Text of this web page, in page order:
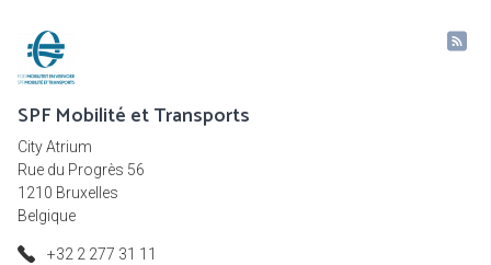
SPF Mobilité et Transports
City Atrium
Rue du Progrès 56
1210 Bruxelles
Belgique
+32 2 277 31 11